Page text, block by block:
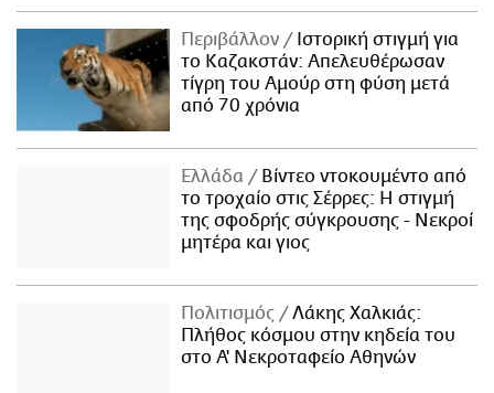
Περιβάλλον
Ιστορική στιγμή για
το Καζακστάν: Απελευθέρωσαν
τίγρη του Αμούρ στη φύση μετά
από 70 χρόνια
Ελλάδα
Βίντεο ντοκουμέντο από
το τροχαίο στις Σέρρες: Η στιγμή
της σφοδρής σύγκρουσης - Νεκροί
μητέρα και γιος
Πολιτισμός
Λάκης Χαλκιάς:
Πλήθος κόσμου στην κηδεία του
στο Α' Νεκροταφείο Αθηνών